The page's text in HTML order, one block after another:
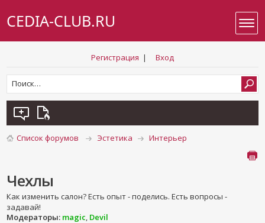
CEDIA-CLUB.RU
Регистрация | Вход
Список форумов Эстетика Интерьер
Чехлы
Как изменить салон? Есть опыт - поделись. Есть вопросы -
задавай!
Модераторы: magic, Devil